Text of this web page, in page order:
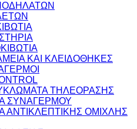
ΚΑΙ ΚΛΕΙΔΟΘΗΚΕΣ
ΤΗΛΕΟΡΑΣΗΣ
ΣΥΝΑΓΕΡΜΟΥ
ΑΝΤΙΚΛΕΠΤΙΚΗΣ ΟΜΙΧΛΗΣ